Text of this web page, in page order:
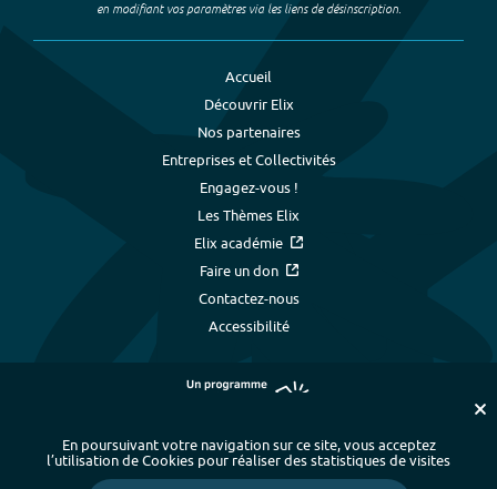
en modifiant vos paramètres via les liens de désinscription.
Accueil
Découvrir Elix
Nos partenaires
Entreprises et Collectivités
Engagez-vous !
Les Thèmes Elix
Elix académie
Faire un don
Contactez-nous
Accessibilité
Plan du site - Index alphabétique -
En poursuivant votre navigation sur ce site, vous acceptez
l’utilisation de Cookies pour réaliser des statistiques de visites